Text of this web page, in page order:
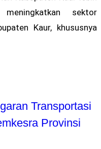
sektor
Kaur, khususnya
Transportasi
Provinsi